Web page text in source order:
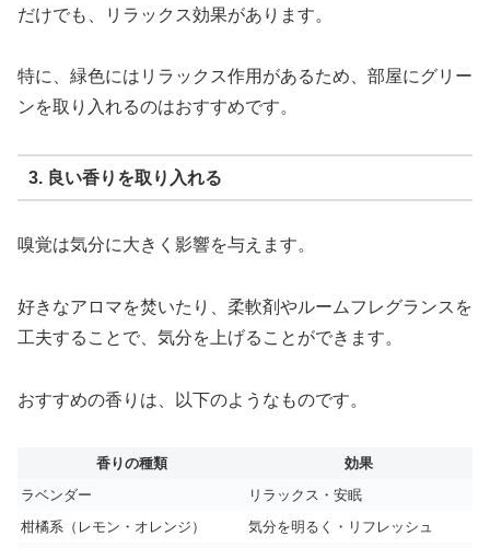
だけでも、リラックス効果があります。
特に、緑色にはリラックス作用があるため、部屋にグリー
ンを取り入れるのはおすすめです。
3. 良い香りを取り入れる
嗅覚は気分に大きく影響を与えます。
好きなアロマを焚いたり、柔軟剤やルームフレグランスを
工夫することで、気分を上げることができます。
おすすめの香りは、以下のようなものです。
香りの種類
効果
ラベンダー
リラックス・安眠
柑橘系（レモン・オレンジ）
気分を明るく・リフレッシュ